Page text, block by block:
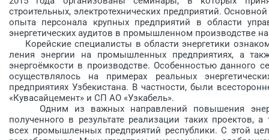
строительных, электротехнических предприятий.
опыта персонала крупных предприятий в области
энергетических аудитов в промышленном производстве
Корейские специалисты в области энергетики
ления энергии на промышленных предприятиях, а
энергоёмкости в производстве. Особенностью данного
осуществлялось на примерах реальных
предприятиях Узбекистана. В частности, были
«Кувасайцемент» и СП АО «­Узка­бель».
Одним из важных направлений повышения
полученного в результате реализации таких
всех промышленных предприятий республики. С этой